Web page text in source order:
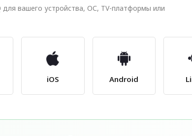
вашего устройства, ОС, TV-платформы или
iOS Android